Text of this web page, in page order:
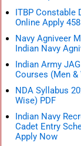
ITBP Constable
Online Apply
Navy Agniveer
Indian Navy
Indian Army
Courses (Men
NDA Syllabus
Wise) PDF
Indian Navy
Cadet Entry
Apply Now